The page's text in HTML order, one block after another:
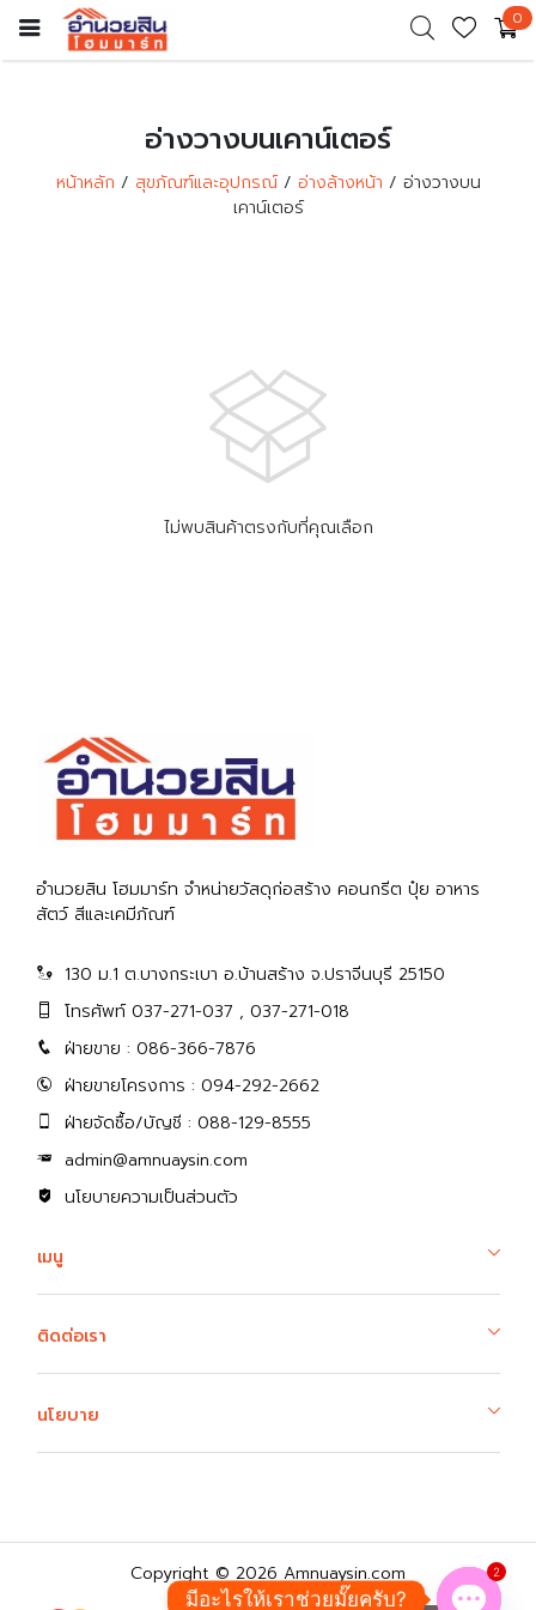
0
อ่างวางบนเคาน์เตอร์
หน้าหลัก สุขภัณฑ์และอุปกรณ์ อ่างล้างหน้า
อ่างวางบน
เคาน์เตอร์
ไม่พบสินค้าตรงกับที่คุณเลือก
อำนวยสิน โฮมมาร์ท จำหน่ายวัสดุก่อสร้าง คอนกรีต ปุ๋ย อาหาร
สัตว์ สีและเคมีภัณฑ์
130 ม.1 ต.บางกระเบา อ.บ้านสร้าง จ.ปราจีนบุรี 25150
โทรศัพท์ 037-271-037 , 037-271-018
ฝ่ายขาย : 086-366-7876
ฝ่ายขายโครงการ : 094-292-2662
ฝ่ายจัดซื้อ/บัญชี : 088-129-8555
admin@amnuaysin.com
นโยบายความเป็นส่วนตัว
เมนู
ติดต่อเรา
นโยบาย
Copyright © 2026 Amnuaysin.com
มีอะไรให้เราช่วยมั๊ยครับ?
2